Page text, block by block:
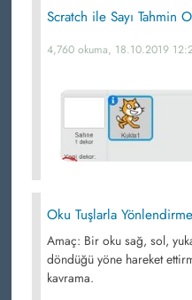
Scratch ile Sayı Tahmin
4,760 okuma, 18.10.2019
Oku Tuşlarla Yönlendirme
Amaç: Bir oku sağ, sol,
döndüğü yöne hareket
kavrama.